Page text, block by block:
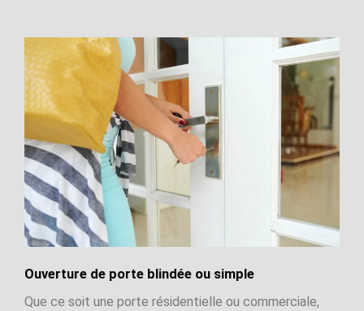
Ouverture de porte blindée ou simple
Que ce soit une porte résidentielle ou commerciale,